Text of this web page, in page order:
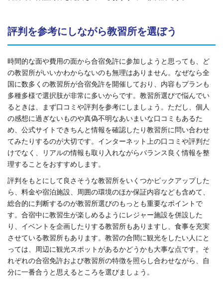
評判を参考にしながら教習所を選ぼう
時間的な面や費用の面から合宿免許に参加しようと思っても、ど
の教習所がいいかわからないのも無理はありません。なぜなら全
国に数多くの教習所が合宿免許を開催しており、内容もプランも
多種多様で選択肢が非常に多いからです。教習所選びで悩んでい
るときは、まず口コミや評判を参考にしましょう。ただし、個人
の感想に過ぎないものや真偽不明なあいまいな口コミもあるた
め、公式サイトできちんと情報を確認したり教習所に問い合わせ
てみたりするのが大切です。インターネット上の口コミや評判だ
けでなく、リアルの情報も取り入れながらバランス良く情報を整
理することをおすすめします。
評判をもとにして良さそうな教習所をいくつかピックアップした
ら、料金や宿泊施設、周囲の環境のほか保証内容なども含めて、
総合的に判断するのが教習所選びのもっとも重要なポイントで
す。合宿中に教習生が楽しめるようにレジャー施設を併設した
り、イベントを企画したりする教習所もありますし、食事を充実
させている教習所もあります。教習の合間に観光をしたい人にと
っては、周辺に観光スポットがあるかどうかも大事な点です。そ
れぞれの合宿免許および教習所の特徴を照らし合わせながら、自
分に一番合うと思えるところを選びましょう。